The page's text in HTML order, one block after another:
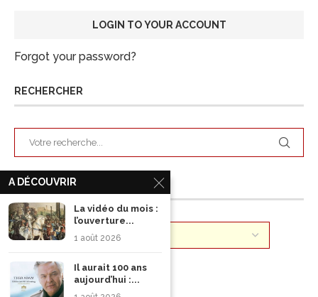
Forgot your password?
RECHERCHER
ARCHIVES
A DÉCOUVRIR
La vidéo du mois :
l’ouverture...
1 août 2026
Il aurait 100 ans
aujourd’hui :...